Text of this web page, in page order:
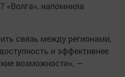
«Волга», напомнила
связь между регионами,
и эффективнее
возможности», —